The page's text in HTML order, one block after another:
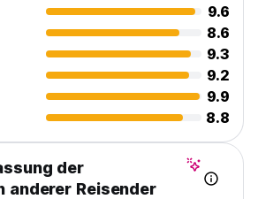
9.6
8.6
9.3
9.2
9.9
8.8
der
anderer Reisender